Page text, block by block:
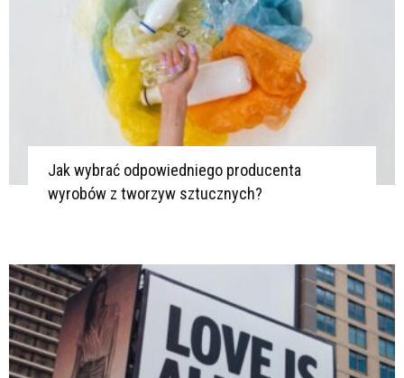
Jak wybrać odpowiedniego producenta
wyrobów z tworzyw sztucznych?